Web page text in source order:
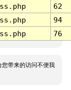
62
94
76
您带来的访问不便我